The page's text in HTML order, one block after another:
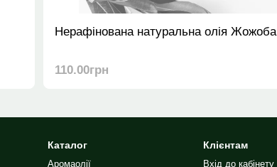
Нерафінована натуральна олія Жожоба
110.00грн
Каталог
Аромаолії
Клієнтам
Вхід до кабінету